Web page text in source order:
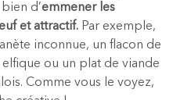
d’emmener les
et attractif. Par exemple,
inconnue, un flacon de
ou un plat de viande
Comme vous le voyez,